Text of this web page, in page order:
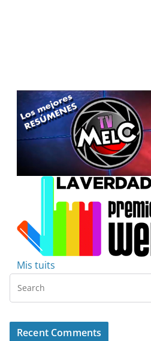
Mis tuits
Recent Comments